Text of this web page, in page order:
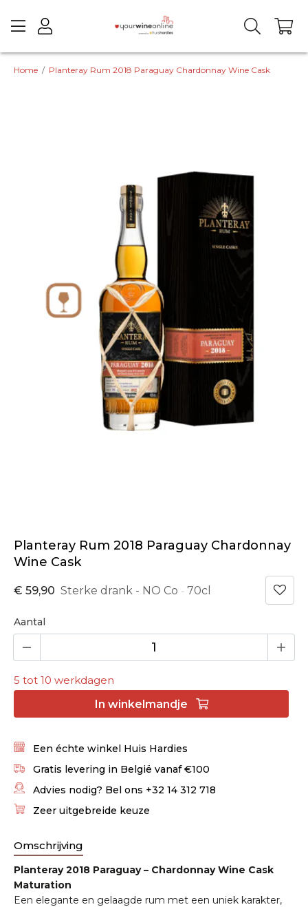
Home / Planteray Rum 2018 Paraguay Chardonnay Wine Cask
Planteray Rum 2018 Paraguay Chardonnay
Wine Cask
€ 59,90 Sterke drank - NO Co - 70cl
Aantal
5 tot 10 werkdagen
In winkelmandje
Een échte winkel Huis Hardies
Gratis levering in België vanaf €100
Advies nodig? Bel ons +32 14 312 718
Zeer uitgebreide keuze
Omschrijving
Planteray 2018 Paraguay – Chardonnay Wine Cask
Maturation
Een elegante en gelaagde rum met een uniek karakter,